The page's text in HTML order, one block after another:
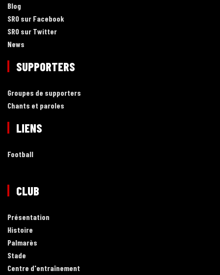
Blog
SRO sur Facebook
SRO sur Twitter
News
SUPPORTERS
Groupes de supporters
Chants et paroles
LIENS
Football
CLUB
Présentation
Histoire
Palmarès
Stade
Centre d'entraînement